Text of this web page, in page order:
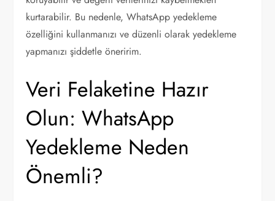
kurtarabilir. Bu nedenle, WhatsApp yedekleme
özelliğini kullanmanızı ve düzenli olarak yedekleme
yapmanızı şiddetle öneririm.
Veri Felaketine Hazır
Olun: WhatsApp
Yedekleme Neden
Önemli?